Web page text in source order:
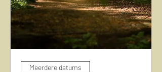
Meerdere datums